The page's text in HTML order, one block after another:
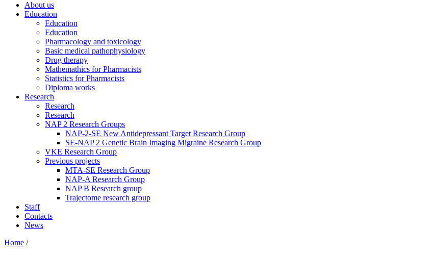
About us
Education
Education
Education
Pharmacology and toxicology
Basic medical pathophysiology
Drug therapy
Mathemathics for Pharmacists
Statistics for Pharmacists
Diploma works
Research
Research
Research
NAP 2 Research Groups
NAP-2-SE New Antidepressant Target Research Group
SE-NAP 2 Genetic Brain Imaging Migraine Research Group
VKE Research Group
Previous projects
MTA-SE Research Group
NAP-A Research Group
NAP B Research group
Trajectome research group
Staff
Contacts
News
Home /